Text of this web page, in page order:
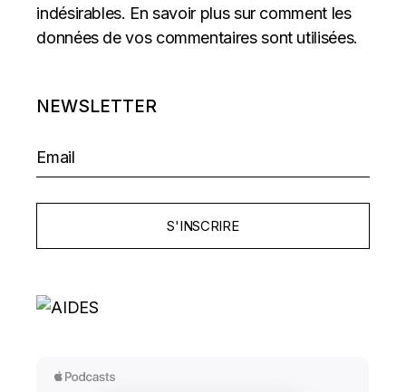
indésirables. En savoir plus sur comment les
données de vos commentaires sont utilisées.
NEWSLETTER
S'INSCRIRE